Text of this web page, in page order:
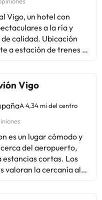
entre las que se
Las instalaciones
en este
con climatización
cafetería con un
platos. Los huéspedes
negocios agradecerán
una sala de
El parking es gratuito
los clientes. Este
ofrece una estancia
unas habitaciones bien
Vigo, un hotel con
a la ría y
calidad. Ubicación
a estación de trenes y
amable.
limpias y cómodas,
destacada de
Perfecto para viajes de
para quienes valoran la
y la buena ubicación.
Vigo
A 4,34 mi del centro
es un lugar cómodo y
del aeropuerto,
estancias cortas. Los
valoran la cercanía al